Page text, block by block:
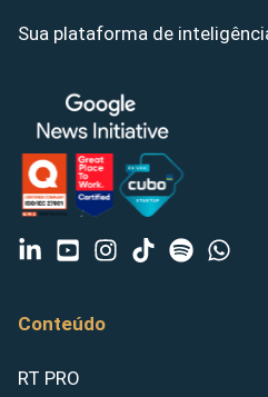
Sua plataforma de
Conteúdo
RT PRO